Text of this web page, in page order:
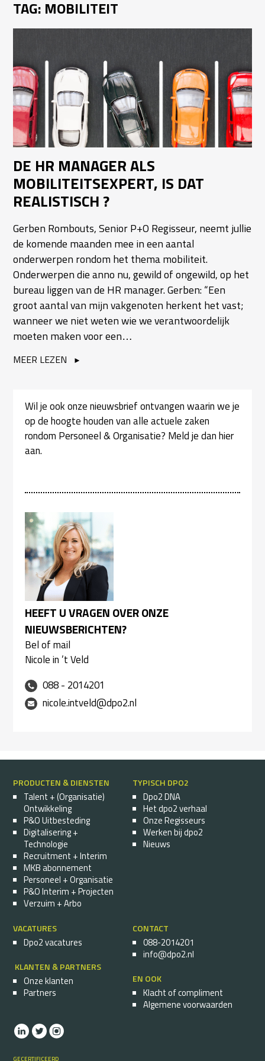
Wil je ook onze nieuwsbrief ontvangen waarin we je
op de hoogte houden van alle actuele zaken
rondom Personeel & Organisatie? Meld je dan hier
aan.
HEEFT U VRAGEN OVER ONZE
NIEUWSBERICHTEN?
Bel of mail
Nicole in ’t Veld
088 - 2014201
nicole.intveld@dpo2.nl
TAG: MOBILITEIT
DE HR MANAGER ALS
MOBILITEITSEXPERT, IS DAT
REALISTISCH ?
Gerben Rombouts, Senior P+O Regisseur, neemt jullie
de komende maanden mee in een aantal
onderwerpen rondom het thema mobiliteit.
Onderwerpen die anno nu, gewild of ongewild, op het
bureau liggen van de HR manager. Gerben: “Een
groot aantal van mijn vakgenoten herkent het vast;
wanneer we niet weten wie we verantwoordelijk
moeten maken voor een…
MEER LEZEN
PRODUCTEN & DIENSTEN
Talent + (Organisatie)
Ontwikkeling
P&O Uitbesteding
Digitalisering +
Technologie
Recruitment + Interim
MKB abonnement
Personeel + Organisatie
P&O Interim + Projecten
Verzuim + Arbo
TYPISCH DPO2
Dpo2 DNA
Het dpo2 verhaal
Onze Regisseurs
Werken bij dpo2
Nieuws
VACATURES
Dpo2 vacatures
KLANTEN & PARTNERS
Onze klanten
Partners
CONTACT
088-2014201
info@dpo2.nl
EN OOK
Klacht of compliment
Algemene voorwaarden
GECERTIFICEERD